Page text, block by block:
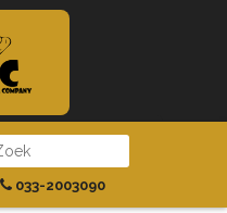
033-2003090